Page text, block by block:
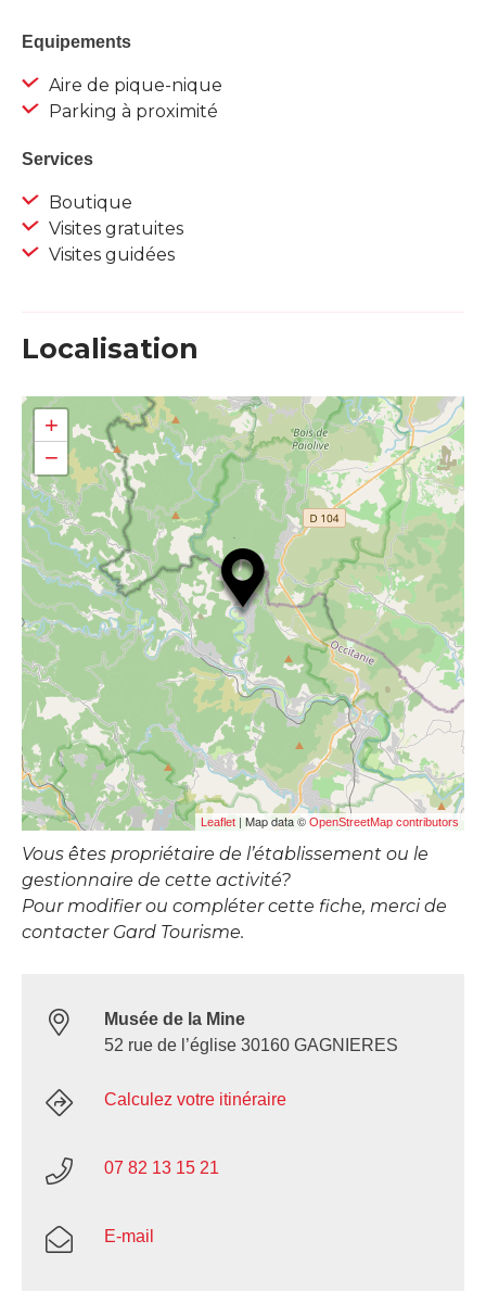
Equipements
Aire de pique-nique
Parking à proximité
Services
Boutique
Visites gratuites
Visites guidées
Localisation
+
−
Leaflet | Map data © OpenStreetMap contributors
Vous êtes propriétaire de l’établissement ou le
gestionnaire de cette activité?
Pour modifier ou compléter cette fiche, merci de
contacter Gard Tourisme.
Musée de la Mine
52 rue de l’église 30160 GAGNIERES
Calculez votre itinéraire
07 82 13 15 21
E-mail